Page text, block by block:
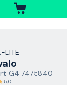
LITE
G4 7475840
5,0